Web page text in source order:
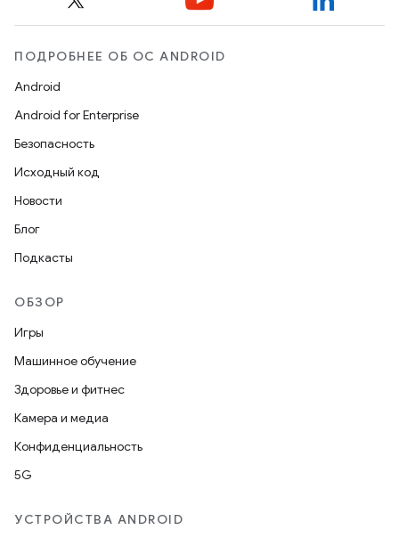
ПОДРОБНЕЕ ОБ ОС ANDROID
Android
Android for Enterprise
Безопасность
Исходный код
Новости
Блог
Подкасты
ОБЗОР
Игры
Машинное обучение
Здоровье и фитнес
Камера и медиа
Конфиденциальность
5G
УСТРОЙСТВА ANDROID